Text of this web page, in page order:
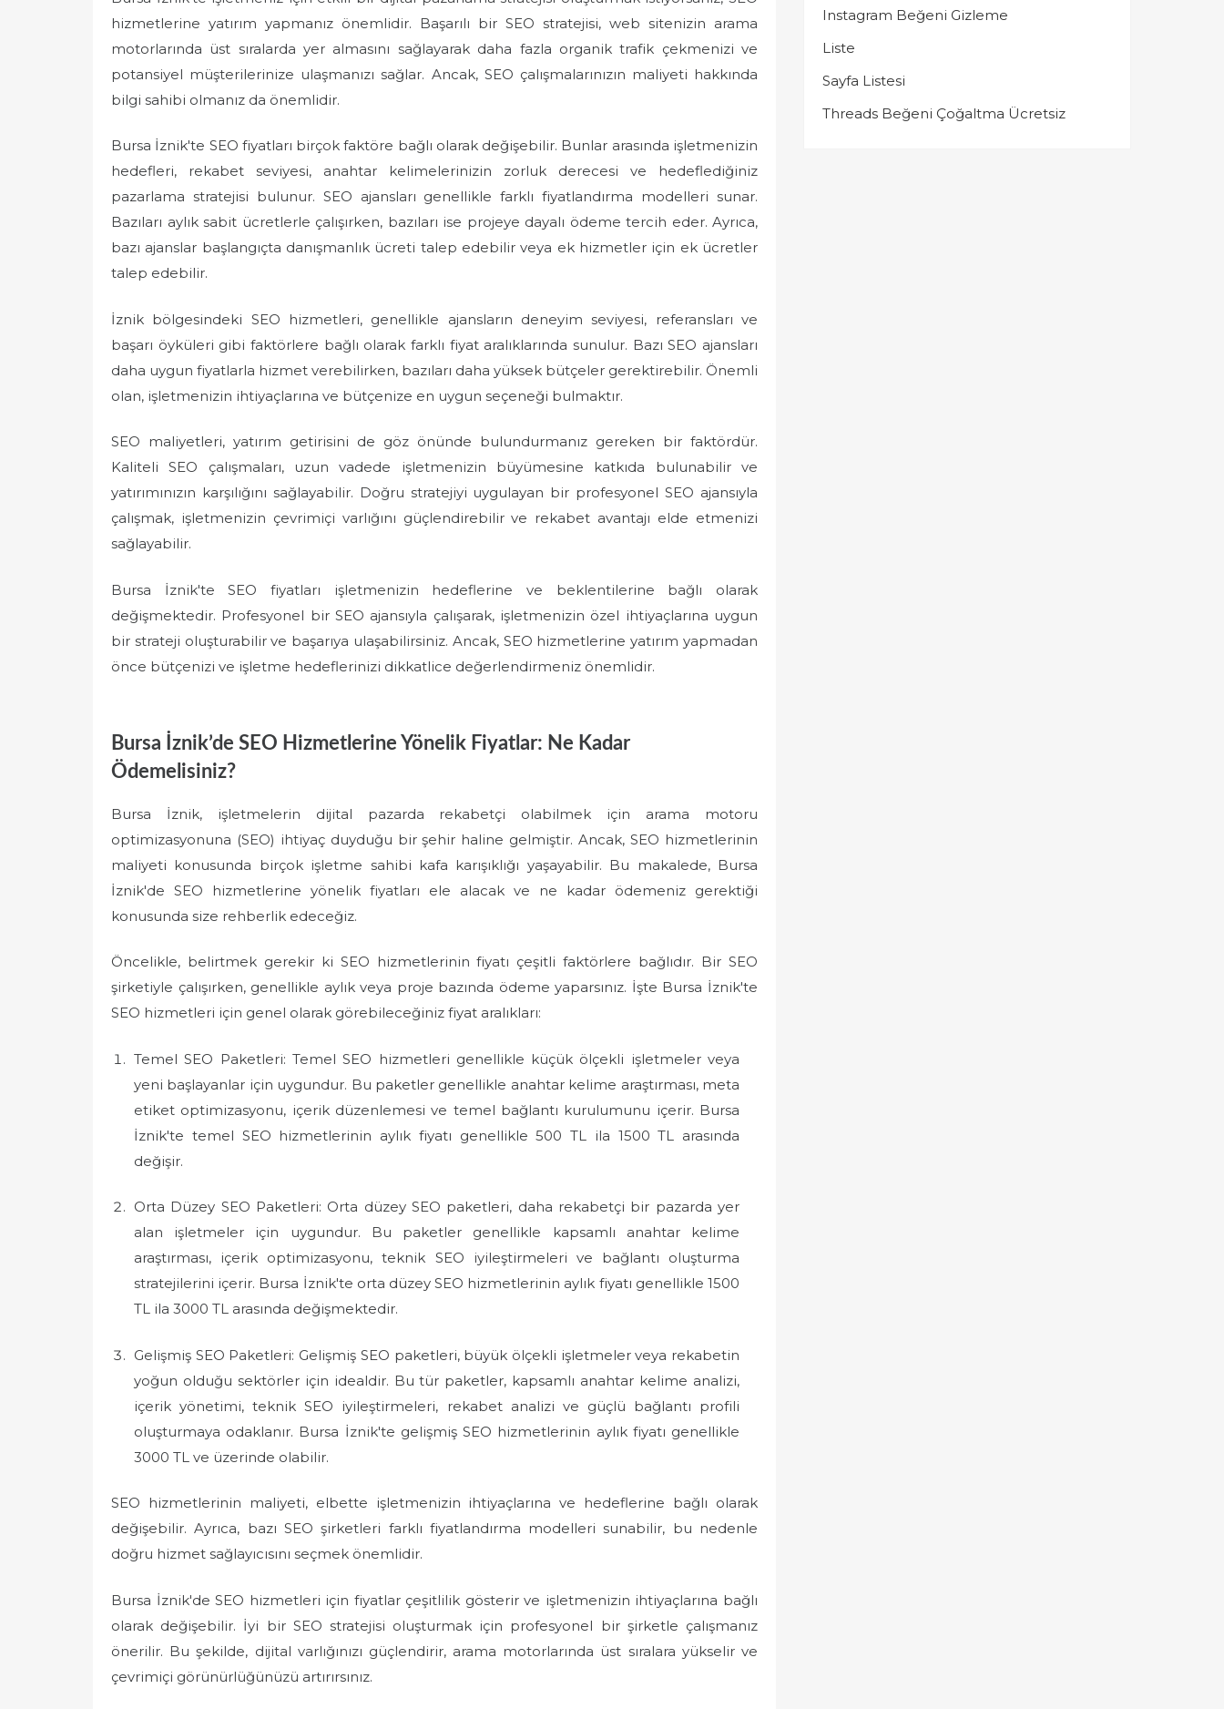
e
n
hizmetlerine yatırım yapmanız önemlidir. Başarılı bir SEO stratejisi, web sitenizin arama
motorlarında üst sıralarda yer almasını sağlayarak daha fazla organik trafik çekmenizi ve
potansiyel müşterilerinize ulaşmanızı sağlar. Ancak, SEO çalışmalarınızın maliyeti hakkında
bilgi sahibi olmanız da önemlidir.
Bursa İznik'te SEO fiyatları birçok faktöre bağlı olarak değişebilir. Bunlar arasında işletmenizin
hedefleri, rekabet seviyesi, anahtar kelimelerinizin zorluk derecesi ve hedeflediğiniz
pazarlama stratejisi bulunur. SEO ajansları genellikle farklı fiyatlandırma modelleri sunar.
Bazıları aylık sabit ücretlerle çalışırken, bazıları ise projeye dayalı ödeme tercih eder. Ayrıca,
bazı ajanslar başlangıçta danışmanlık ücreti talep edebilir veya ek hizmetler için ek ücretler
talep edebilir.
İznik bölgesindeki SEO hizmetleri, genellikle ajansların deneyim seviyesi, referansları ve
başarı öyküleri gibi faktörlere bağlı olarak farklı fiyat aralıklarında sunulur. Bazı SEO ajansları
daha uygun fiyatlarla hizmet verebilirken, bazıları daha yüksek bütçeler gerektirebilir. Önemli
olan, işletmenizin ihtiyaçlarına ve bütçenize en uygun seçeneği bulmaktır.
SEO maliyetleri, yatırım getirisini de göz önünde bulundurmanız gereken bir faktördür.
Kaliteli SEO çalışmaları, uzun vadede işletmenizin büyümesine katkıda bulunabilir ve
yatırımınızın karşılığını sağlayabilir. Doğru stratejiyi uygulayan bir profesyonel SEO ajansıyla
çalışmak, işletmenizin çevrimiçi varlığını güçlendirebilir ve rekabet avantajı elde etmenizi
sağlayabilir.
Bursa İznik'te SEO fiyatları işletmenizin hedeflerine ve beklentilerine bağlı olarak
değişmektedir. Profesyonel bir SEO ajansıyla çalışarak, işletmenizin özel ihtiyaçlarına uygun
bir strateji oluşturabilir ve başarıya ulaşabilirsiniz. Ancak, SEO hizmetlerine yatırım yapmadan
önce bütçenizi ve işletme hedeflerinizi dikkatlice değerlendirmeniz önemlidir.
Bursa İznik’de SEO Hizmetlerine Yönelik Fiyatlar: Ne Kadar
Ödemelisiniz?
Bursa İznik, işletmelerin dijital pazarda rekabetçi olabilmek için arama motoru
optimizasyonuna (SEO) ihtiyaç duyduğu bir şehir haline gelmiştir. Ancak, SEO hizmetlerinin
maliyeti konusunda birçok işletme sahibi kafa karışıklığı yaşayabilir. Bu makalede, Bursa
İznik'de SEO hizmetlerine yönelik fiyatları ele alacak ve ne kadar ödemeniz gerektiği
konusunda size rehberlik edeceğiz.
Öncelikle, belirtmek gerekir ki SEO hizmetlerinin fiyatı çeşitli faktörlere bağlıdır. Bir SEO
şirketiyle çalışırken, genellikle aylık veya proje bazında ödeme yaparsınız. İşte Bursa İznik'te
SEO hizmetleri için genel olarak görebileceğiniz fiyat aralıkları:
Temel SEO Paketleri: Temel SEO hizmetleri genellikle küçük ölçekli işletmeler veya
yeni başlayanlar için uygundur. Bu paketler genellikle anahtar kelime araştırması, meta
etiket optimizasyonu, içerik düzenlemesi ve temel bağlantı kurulumunu içerir. Bursa
İznik'te temel SEO hizmetlerinin aylık fiyatı genellikle 500 TL ila 1500 TL arasında
değişir.
Orta Düzey SEO Paketleri: Orta düzey SEO paketleri, daha rekabetçi bir pazarda yer
alan işletmeler için uygundur. Bu paketler genellikle kapsamlı anahtar kelime
araştırması, içerik optimizasyonu, teknik SEO iyileştirmeleri ve bağlantı oluşturma
stratejilerini içerir. Bursa İznik'te orta düzey SEO hizmetlerinin aylık fiyatı genellikle 1500
TL ila 3000 TL arasında değişmektedir.
Gelişmiş SEO Paketleri: Gelişmiş SEO paketleri, büyük ölçekli işletmeler veya rekabetin
yoğun olduğu sektörler için idealdir. Bu tür paketler, kapsamlı anahtar kelime analizi,
içerik yönetimi, teknik SEO iyileştirmeleri, rekabet analizi ve güçlü bağlantı profili
oluşturmaya odaklanır. Bursa İznik'te gelişmiş SEO hizmetlerinin aylık fiyatı genellikle
3000 TL ve üzerinde olabilir.
SEO hizmetlerinin maliyeti, elbette işletmenizin ihtiyaçlarına ve hedeflerine bağlı olarak
değişebilir. Ayrıca, bazı SEO şirketleri farklı fiyatlandırma modelleri sunabilir, bu nedenle
doğru hizmet sağlayıcısını seçmek önemlidir.
Bursa İznik'de SEO hizmetleri için fiyatlar çeşitlilik gösterir ve işletmenizin ihtiyaçlarına bağlı
olarak değişebilir. İyi bir SEO stratejisi oluşturmak için profesyonel bir şirketle çalışmanız
önerilir. Bu şekilde, dijital varlığınızı güçlendirir, arama motorlarında üst sıralara yükselir ve
çevrimiçi görünürlüğünüzü artırırsınız.
Instagram Beğeni Gizleme
Liste
Sayfa Listesi
Threads Beğeni Çoğaltma Ücretsiz